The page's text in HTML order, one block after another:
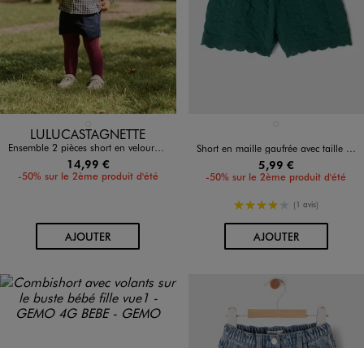
Disponible en 1 coloris
LULUCASTAGNETTE
Ensemble 2 pièces short en velours + collant épais bébé fille - LuluCastagnette
14,99 €
-50% sur le 2ème produit d'été
AJOUTERAU PANIER
Short en maille gaufrée avec taille élastique bébé fille
5,99 €
-50% sur le 2ème produit d'été
4/5 de moyenne
(1 avis)
AJOUTERAU PANIER